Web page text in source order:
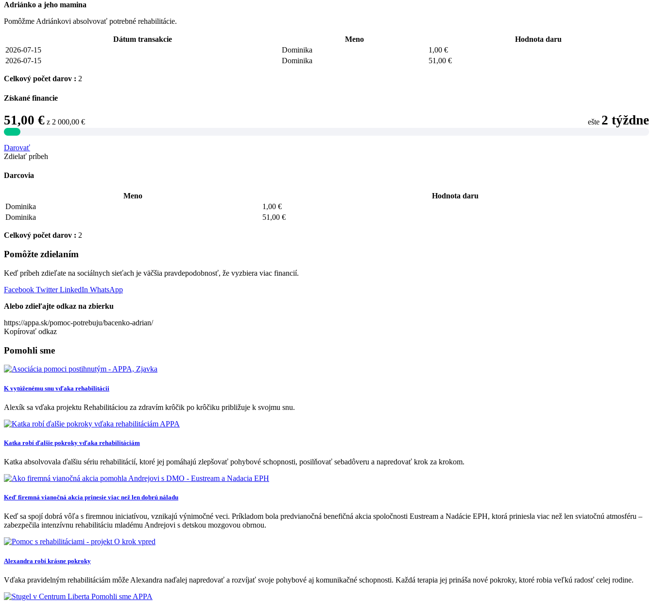
Adriánko a jeho mamina
Pomôžme Adriánkovi absolvovať potrebné rehabilitácie.
Dátum transakcie Meno
Hodnota daru
2026-07-15
Dominika 1,00 €
2026-07-15
Dominika 51,00 €
Celkový počet darov : 2
Získané financie
51,00 € z 2 000,00 € ešte 2 týždne
Darovať
Zdielať príbeh
Darcovia
Meno
Hodnota daru
Dominika
1,00 €
Dominika
51,00 €
Celkový počet darov : 2
Pomôžte zdielaním
Keď príbeh zdieľate na sociálnych sieťach je väčšia pravdepodobnosť, že vyzbiera viac financií.
Facebook Twitter LinkedIn WhatsApp
Alebo zdieľajte odkaz na zbierku
https://appa.sk/pomoc-potrebuju/bacenko-adrian/
Kopírovať odkaz
Pomohli sme
K vytúženému snu vďaka rehabilitácii
Alexík sa vďaka projektu Rehabilitáciou za zdravím krôčik po krôčiku približuje k svojmu snu.
Katka robí ďalšie pokroky vďaka rehabilitáciám
Katka absolvovala ďalšiu sériu rehabilitácií, ktoré jej pomáhajú zlepšovať pohybové schopnosti, posilňovať sebadôveru a napredovať krok za krokom.
Keď firemná vianočná akcia prinesie viac než len dobrú náladu
Keď sa spojí dobrá vôľa s firemnou iniciatívou, vznikajú výnimočné veci. Príkladom bola predvianočná benefičná akcia spoločnosti Eustream a Nadácie EPH, ktorá priniesla viac než len sviatočnú atmosféru –
zabezpečila intenzívnu rehabilitáciu mladému Andrejovi s detskou mozgovou obrnou.
Alexandra robí krásne pokroky
Vďaka pravidelným rehabilitáciám môže Alexandra naďalej napredovať a rozvíjať svoje pohybové aj komunikačné schopnosti. Každá terapia jej prináša nové pokroky, ktoré robia veľkú radosť celej rodine.